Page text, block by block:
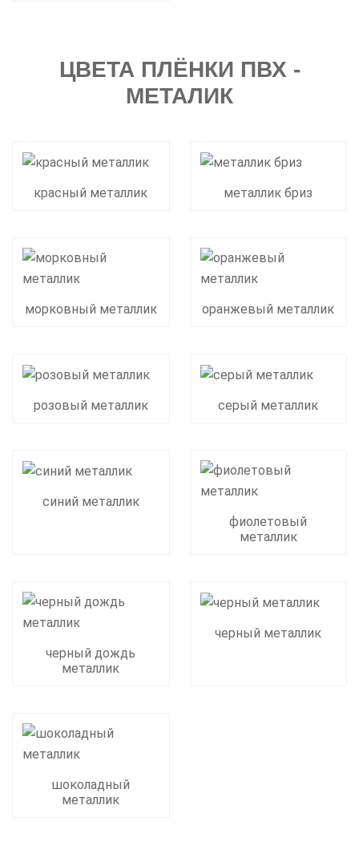
ЦВЕТА ПЛЁНКИ ПВХ -
МЕТАЛИК
красный металлик металлик бриз
морковный металлик оранжевый металлик
розовый металлик серый металлик
синий металлик
фиолетовый
металлик
черный дождь
металлик
черный металлик
шоколадный
металлик